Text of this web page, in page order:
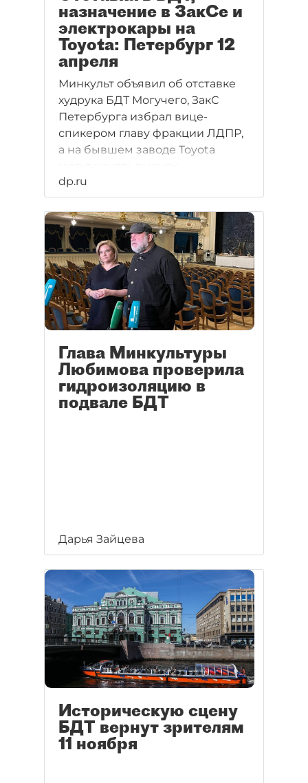
назначение в ЗакСе и
электрокары на
Toyota: Петербург 12
апреля
Минкульт объявил об отставке
худрука БДТ Могучего, ЗакС
Петербурга избрал вице-
спикером главу фракции ЛДПР,
а на бывшем заводе Toyota
электромобилей. Главное за
день — в дайджесте "ДП".
dp.ru
Глава Минкультуры
Любимова проверила
гидроизоляцию в
подвале БДТ
Дарья Зайцева
Историческую сцену
БДТ вернут зрителям
11 ноября